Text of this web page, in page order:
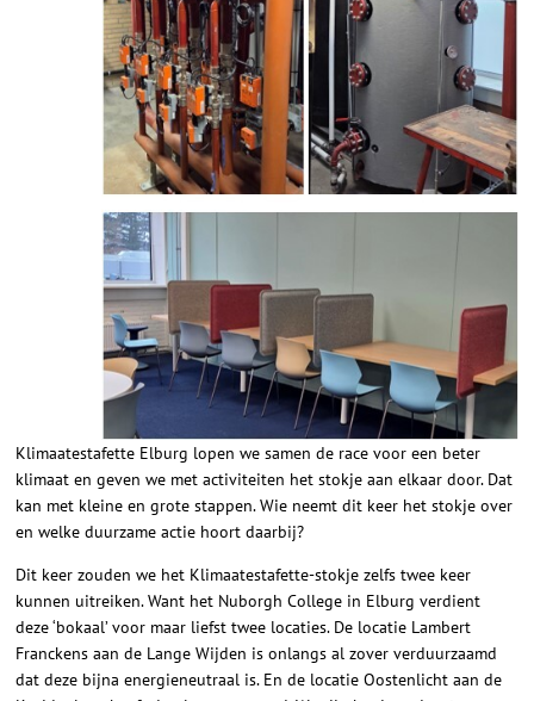
Klimaatestafette Elburg lopen we samen de race voor een beter
klimaat en geven we met activiteiten het stokje aan elkaar door. Dat
kan met kleine en grote stappen. Wie neemt dit keer het stokje over
en welke duurzame actie hoort daarbij?
Dit keer zouden we het Klimaatestafette-stokje zelfs twee keer
kunnen uitreiken. Want het Nuborgh College in Elburg verdient
deze ‘bokaal’ voor maar liefst twee locaties. De locatie Lambert
Franckens aan de Lange Wijden is onlangs al zover verduurzaamd
dat deze bijna energieneutraal is. En de locatie Oostenlicht aan de